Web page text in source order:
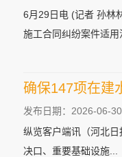
6月29日电 (记者 孙林
施工合同纠纷案件适用
确保147项在建
发布日期：2026-06-30
纵览客户端讯（河北
决口、重要基础设施...